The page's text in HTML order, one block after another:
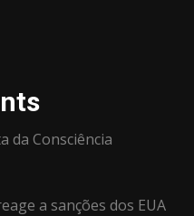
da Consciência
a sanções dos EUA